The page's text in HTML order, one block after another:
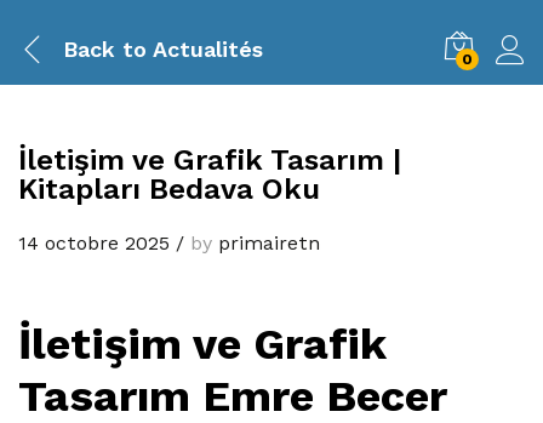
Back to Actualités 0
İletişim ve Grafik Tasarım |
Kitapları Bedava Oku
14 octobre 2025 / by primairetn
İletişim ve Grafik
Tasarım Emre Becer